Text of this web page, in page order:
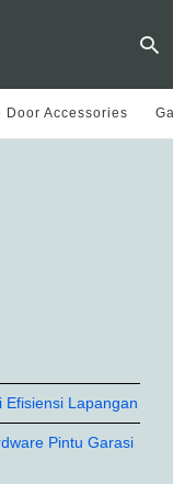
Door Accessories
Efisiensi Lapangan
Pintu Garasi